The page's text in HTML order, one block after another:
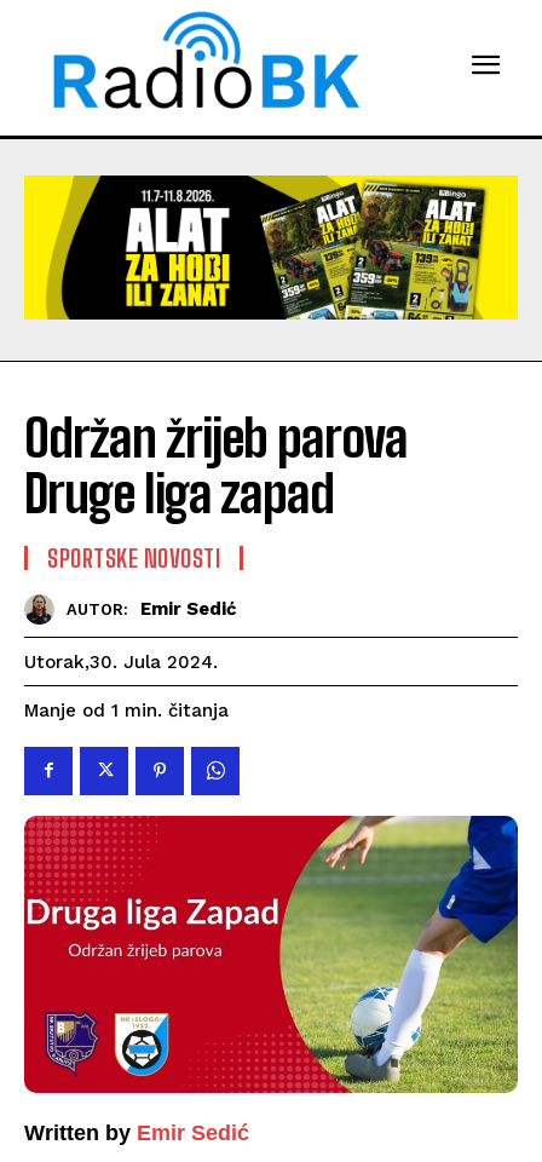
Održan žrijeb parova
Druge liga zapad
SPORTSKE NOVOSTI
AUTOR: Emir Sedić
Utorak,30. Jula 2024.
Manje od 1 min. čitanja
Written by Emir Sedić